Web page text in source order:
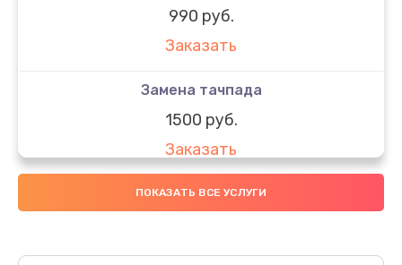
990 руб.
Заказать
Замена тачпада
1500 руб.
Заказать
Замена южного моста
Заказать
ПОКАЗАТЬ ВСЕ УСЛУГИ